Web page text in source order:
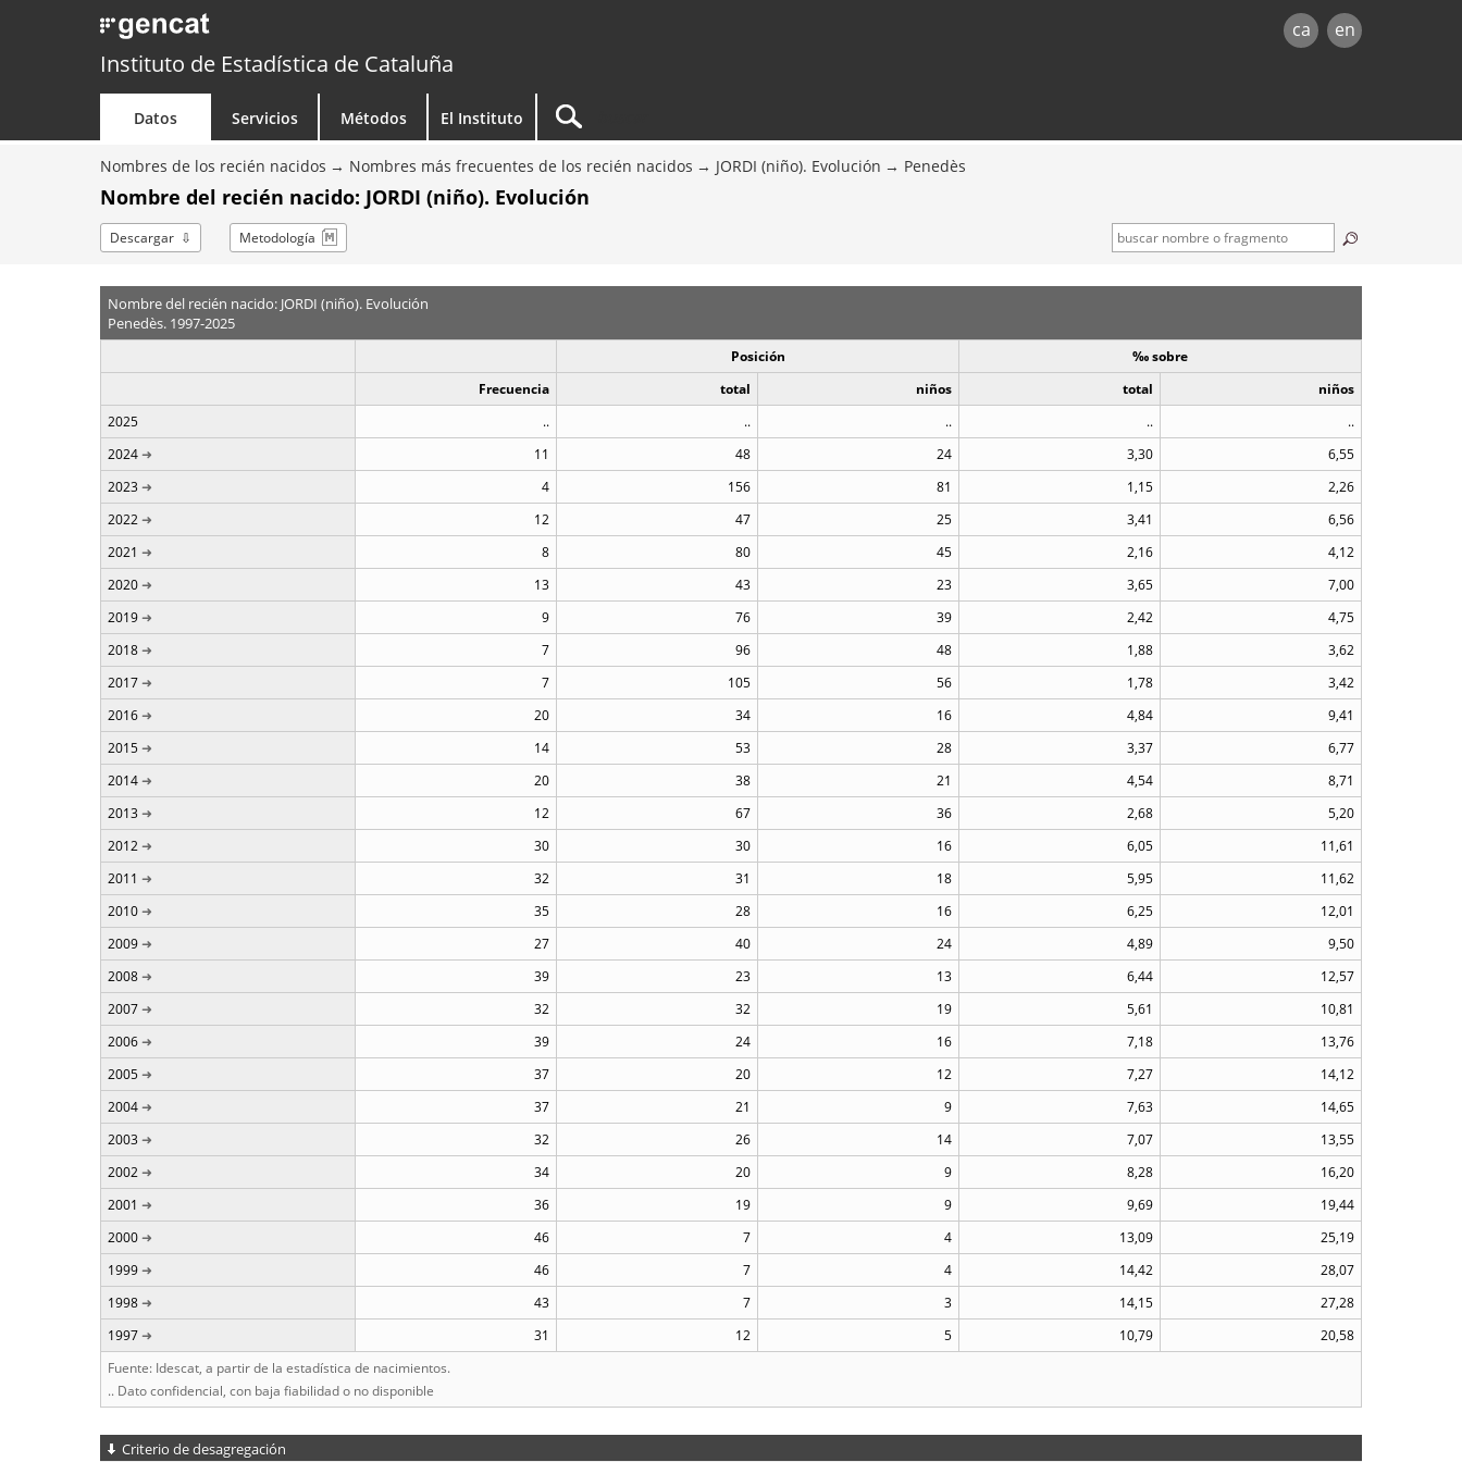
ca en
Instituto de Estadística de Cataluña
Datos Servicios Métodos El Instituto
Nombres de los recién nacidos Nombres más frecuentes de los recién nacidos JORDI (niño). Evolución Penedès
Nombre del recién nacido: JORDI (niño). Evolución
Descargar Metodología
Nombre del recién nacido: JORDI (niño). Evolución
Penedès. 1997-2025
Posición
‰ sobre
Frecuencia
total niños total
niños
2025
.. .. .. ..
..
2024
11 48 24 3,30
6,55
2023
4 156 81 1,15
2,26
2022
12 47 25 3,41
6,56
2021
8 80 45 2,16
4,12
2020
13 43 23 3,65
7,00
2019
9 76 39 2,42
4,75
2018
7 96 48 1,88
3,62
2017
7 105 56 1,78
3,42
2016
20 34 16 4,84
9,41
2015
14 53 28 3,37
6,77
2014
20 38 21 4,54
8,71
2013
12 67 36 2,68
5,20
2012
30 30 16 6,05
11,61
2011
32 31 18 5,95
11,62
2010
35 28 16 6,25
12,01
2009
27 40 24 4,89
9,50
2008
39 23 13 6,44
12,57
2007
32 32 19 5,61
10,81
2006
39 24 16 7,18
13,76
2005
37 20 12 7,27
14,12
2004
37 21 9 7,63
14,65
2003
32 26 14 7,07
13,55
2002
34 20 9 8,28
16,20
2001
36 19 9 9,69
19,44
2000
46 7 4 13,09
25,19
1999
46 7 4 14,42
28,07
1998
43 7 3 14,15
27,28
1997
31 12 5 10,79
20,58
Fuente: Idescat, a partir de la estadística de nacimientos.
.. Dato confidencial, con baja fiabilidad o no disponible
Criterio de desagregación